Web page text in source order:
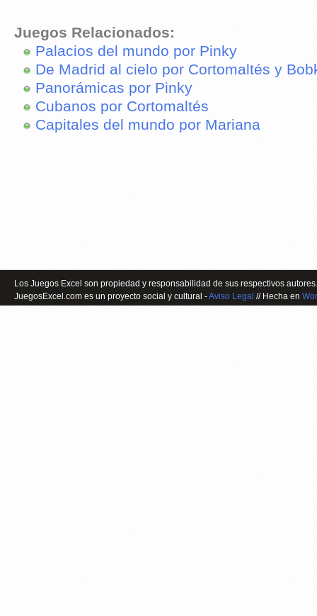
Juegos Relacionados:
Palacios del mundo por Pinky
De Madrid al cielo por Cortomaltés y
Panorámicas por Pinky
Cubanos por Cortomaltés
Capitales del mundo por Mariana
Los Juegos Excel son propiedad y responsabilidad de sus respectivos
JuegosExcel.com es un proyecto social y cultural -Aviso Legal // Hecha en